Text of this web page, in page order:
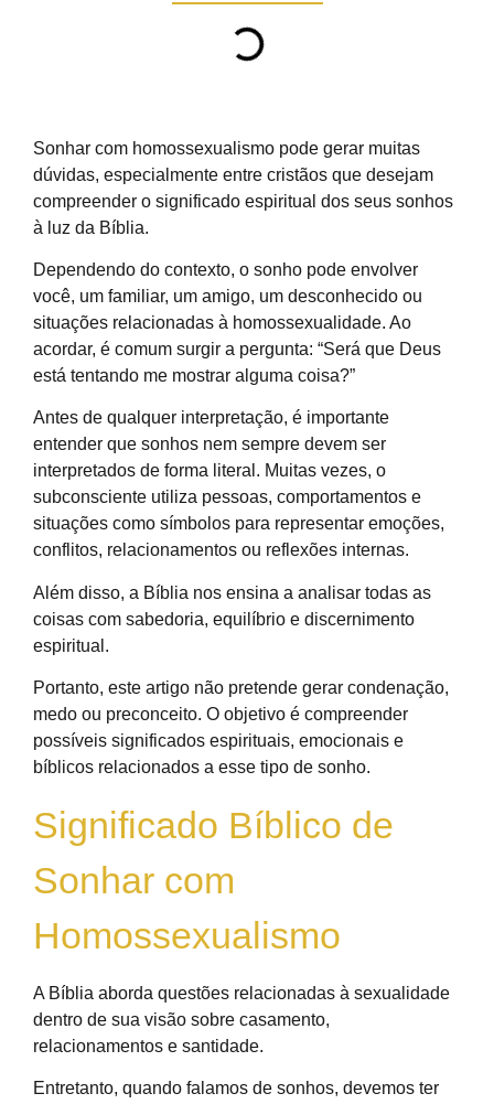
Sonhar com homossexualismo pode gerar muitas
dúvidas, especialmente entre cristãos que desejam
compreender o significado espiritual dos seus sonhos
à luz da Bíblia.
Dependendo do contexto, o sonho pode envolver
você, um familiar, um amigo, um desconhecido ou
situações relacionadas à homossexualidade. Ao
acordar, é comum surgir a pergunta: “Será que Deus
está tentando me mostrar alguma coisa?”
Antes de qualquer interpretação, é importante
entender que sonhos nem sempre devem ser
interpretados de forma literal. Muitas vezes, o
subconsciente utiliza pessoas, comportamentos e
situações como símbolos para representar emoções,
conflitos, relacionamentos ou reflexões internas.
Além disso, a Bíblia nos ensina a analisar todas as
coisas com sabedoria, equilíbrio e discernimento
espiritual.
Portanto, este artigo não pretende gerar condenação,
medo ou preconceito. O objetivo é compreender
possíveis significados espirituais, emocionais e
bíblicos relacionados a esse tipo de sonho.
Significado Bíblico de
Sonhar com
Homossexualismo
A Bíblia aborda questões relacionadas à sexualidade
dentro de sua visão sobre casamento,
relacionamentos e santidade.
Entretanto, quando falamos de sonhos, devemos ter